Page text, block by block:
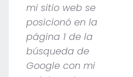
mi sitio web se
posicionó en la
página 1 de la
búsqueda de
Google con mi